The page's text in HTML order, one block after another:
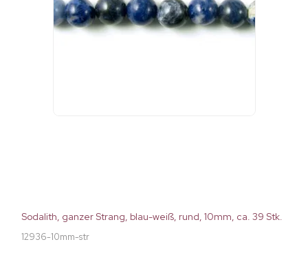
Sodalith, ganzer Strang, blau-weiß, rund, 10mm, ca. 39 Stk.
12936-10mm-str